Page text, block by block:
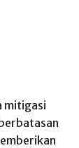
mitigasi